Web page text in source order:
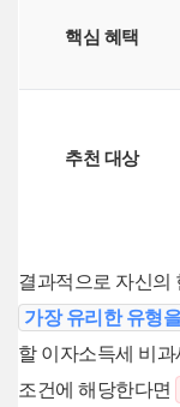
핵심 혜택
추천 대상
결과적으로 자신의
가장 유리한 유형
할 이자소득세 비
조건에 해당한다면